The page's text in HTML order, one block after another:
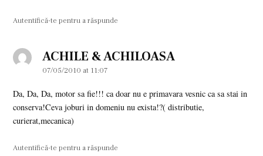
Autentifică-te pentru a răspunde
ACHILE & ACHILOASAsays:
07/05/2010 at 11:07
Da, Da, Da, motor sa fie!!! ca doar nu e primavara vesnic ca sa stai in
conserva!Ceva joburi in domeniu nu exista!?( distributie,
curierat,mecanica)
Autentifică-te pentru a răspunde